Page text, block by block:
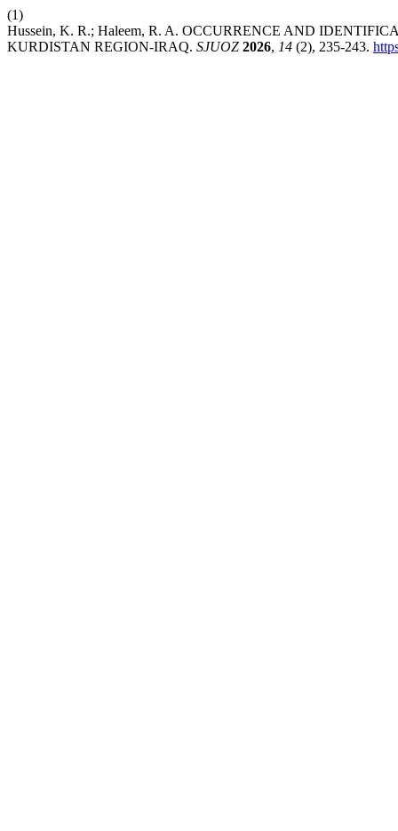
(1)
Hussein, K. R.; Haleem, R. A. OCCURRENCE AND
KURDISTAN REGION-IRAQ. SJUOZ 2026, 14 (2), 235-243.